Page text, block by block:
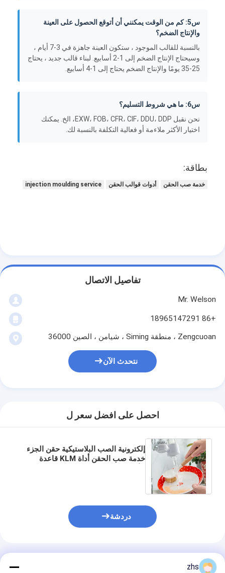
س5: كم من الوقت يمكنني أن أتوقع الحصول على العينة
والإنتاج الضخم؟
بالنسبة للقالب الموجود ، ستكون العينة جاهزة في 3-7 أيام ،
وسيحتاج الإنتاج الضخم إلى 1-2 أسابيع. لبناء قالب جديد ، يحتاج
25-35 يومًا والإنتاج الضخم يحتاج إلى 1-4 أسابيع.
س6: ما هي شروط التسليم؟
نحن نقبل EXW، FOB، CFR، CIF، DDU، DDP، الخ. يمكنك
اختيار الأكثر ملاءمة أو فعالية التكلفة بالنسبة لك.
بطاقة:
خدمة صب الحقن أدوات قوالب الحقن injection moulding service
تفاصيل الاتصال
Mr. Welson
+86 18965147291
Zengcuoan ، منطقة Siming ، شيامن ، الصين 36000
نتحدث الآن
احصل على افضل سعر ل
إلكترونية الصب البلاستيكية حقن الجزء
خدمة صب الحقن أداة KLM قاعدة
دردشة
المنتجات الموصى بها
zhs